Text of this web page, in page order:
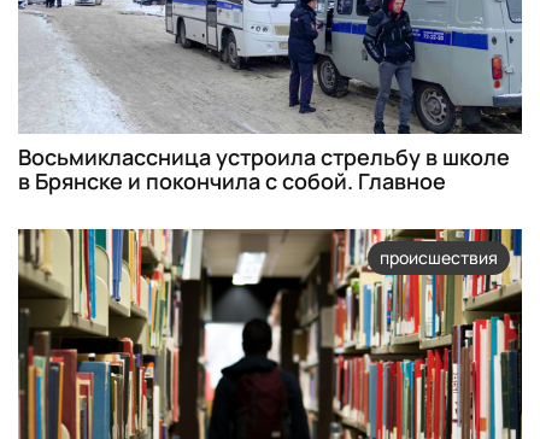
Восьмиклассница устроила стрельбу в школе
в Брянске и покончила с собой. Главное
происшествия